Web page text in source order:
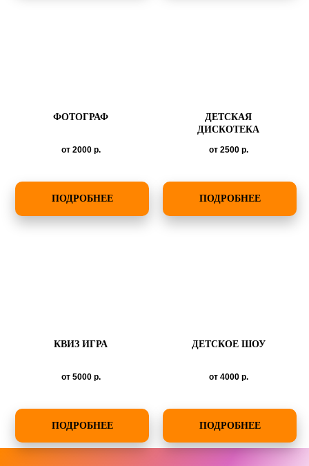
ФОТОГРАФ
от 2000 р.
ПОДРОБНЕЕ
ДЕТСКАЯ
ДИСКОТЕКА
от 2500 р.
ПОДРОБНЕЕ
КВИЗ ИГРА
от 5000 р.
ПОДРОБНЕЕ
ДЕТСКОЕ ШОУ
от 4000 р.
ПОДРОБНЕЕ